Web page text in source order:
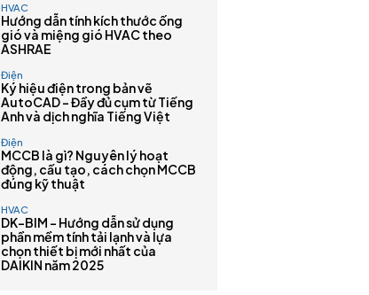
HVAC
Hướng dẫn tính kích thước ống
gió và miệng gió HVAC theo
ASHRAE
Điện
Ký hiệu điện trong bản vẽ
AutoCAD – Đầy đủ cụm từ Tiếng
Anh và dịch nghĩa Tiếng Việt
Điện
MCCB là gì? Nguyên lý hoạt
động, cấu tạo, cách chọn MCCB
đúng kỹ thuật
HVAC
DK-BIM – Hướng dẫn sử dụng
phần mềm tính tải lạnh và lựa
chọn thiết bị mới nhất của
DAIKIN năm 2025